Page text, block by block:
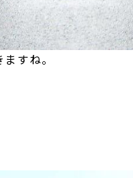
すね。